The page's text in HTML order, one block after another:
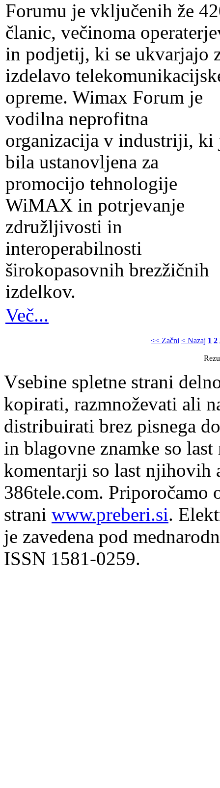
Forumu je vključenih že
članic, večinoma
in podjetij, ki se ukvarjajo
izdelavo
opreme. Wimax Forum je
vodilna neprofitna
organizacija v industriji, ki
bila ustanovljena za
promocijo tehnologije
WiMAX in potrjevanje
združljivosti in
interoperabilnosti
širokopasovnih brezžičnih
izdelkov.
Več...
<< Začni < Nazaj 1 2
Vsebine spletne strani
kopirati, razmnoževati ali
distribuirati brez pisnega
in blagovne znamke so
komentarji so last njihovih
386tele.com. Priporočamo
strani www.preberi.si.
je zavedena pod
ISSN 1581-0259.